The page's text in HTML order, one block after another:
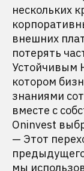
нескольких
внешних
потерять
Устойчивым
котором
знаниями
вместе с
Oninvest
— Этот
мы